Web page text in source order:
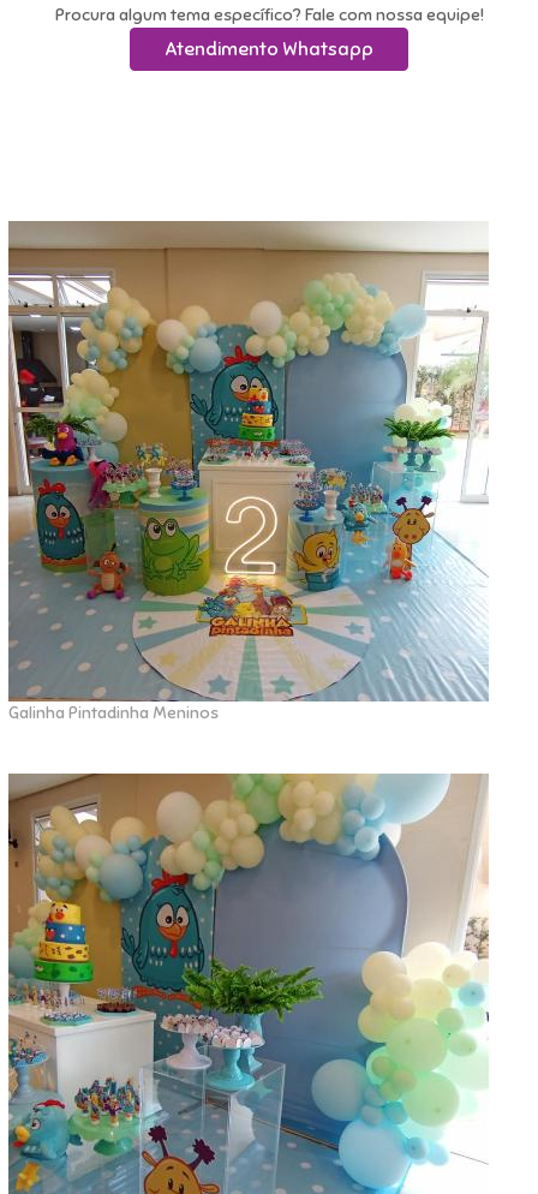
Procura algum tema específico? Fale com nossa equipe!
Atendimento Whatsapp
Galinha Pintadinha Meninos